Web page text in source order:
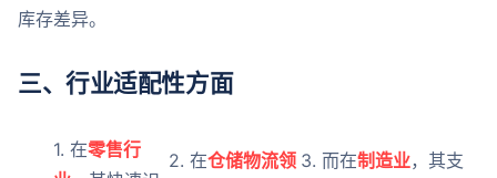
库存差异。
三、行业适配性方面
1. 在零售行
2. 在仓储物流领 3. 而在制造业，其支